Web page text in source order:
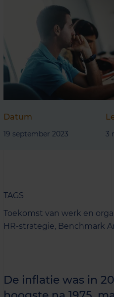
Datum
19 september 2023 3
TAGS
Toekomst van werk en
HR-strategie, Benchmark
De inflatie was in